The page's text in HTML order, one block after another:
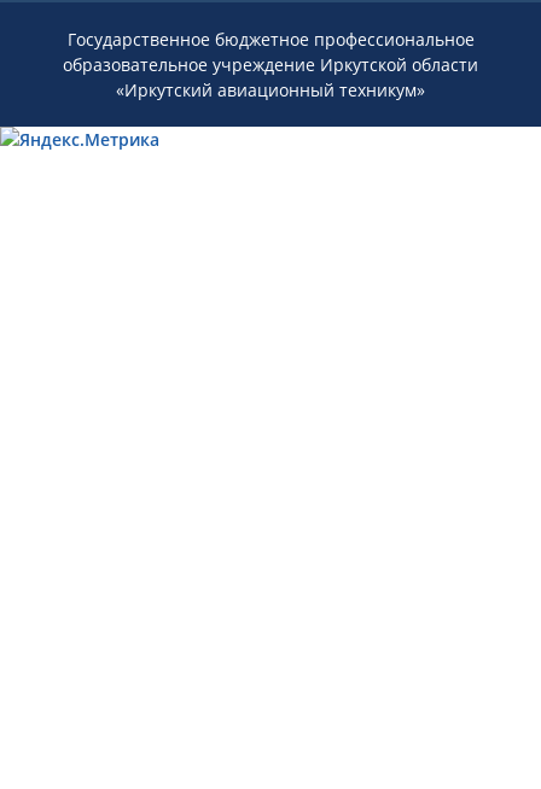
Государственное бюджетное профессиональное
образовательное учреждение Иркутской области
«Иркутский авиационный техникум»